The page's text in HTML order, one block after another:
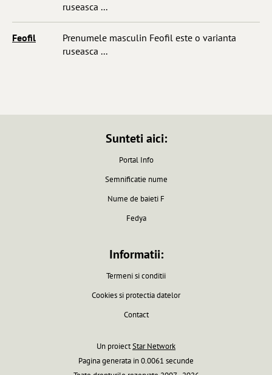
ruseasca ...
Feofil
Prenumele masculin Feofil este o varianta
ruseasca ...
Sunteti aici:
Portal Info
Semnificatie nume
Nume de baieti F
Fedya
Informatii:
Termeni si conditii
Cookies si protectia datelor
Contact
Un proiectStar Network
Pagina generata in 0.0061 secunde